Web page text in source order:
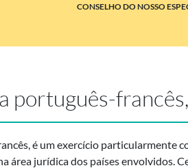
CONSELHO DO NOSSO
português-
é um exercício
área jurídica dos países envolvidos.